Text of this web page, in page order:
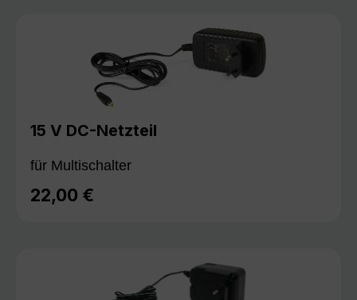
15 V DC-Netzteil
für Multischalter
Regulärer Preis:
22,00 €